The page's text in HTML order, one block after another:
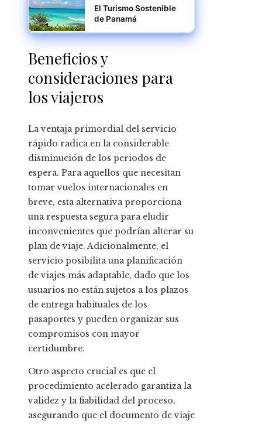
El Turismo Sostenible
de Panamá
Beneficios y
consideraciones para
los viajeros
La ventaja primordial del servicio
rápido radica en la considerable
disminución de los periodos de
espera. Para aquellos que necesitan
tomar vuelos internacionales en
breve, esta alternativa proporciona
una respuesta segura para eludir
inconvenientes que podrían alterar su
plan de viaje. Adicionalmente, el
servicio posibilita una planificación
de viajes más adaptable, dado que los
usuarios no están sujetos a los plazos
de entrega habituales de los
pasaportes y pueden organizar sus
compromisos con mayor
certidumbre.
Otro aspecto crucial es que el
procedimiento acelerado garantiza la
validez y la fiabilidad del proceso,
asegurando que el documento de viaje